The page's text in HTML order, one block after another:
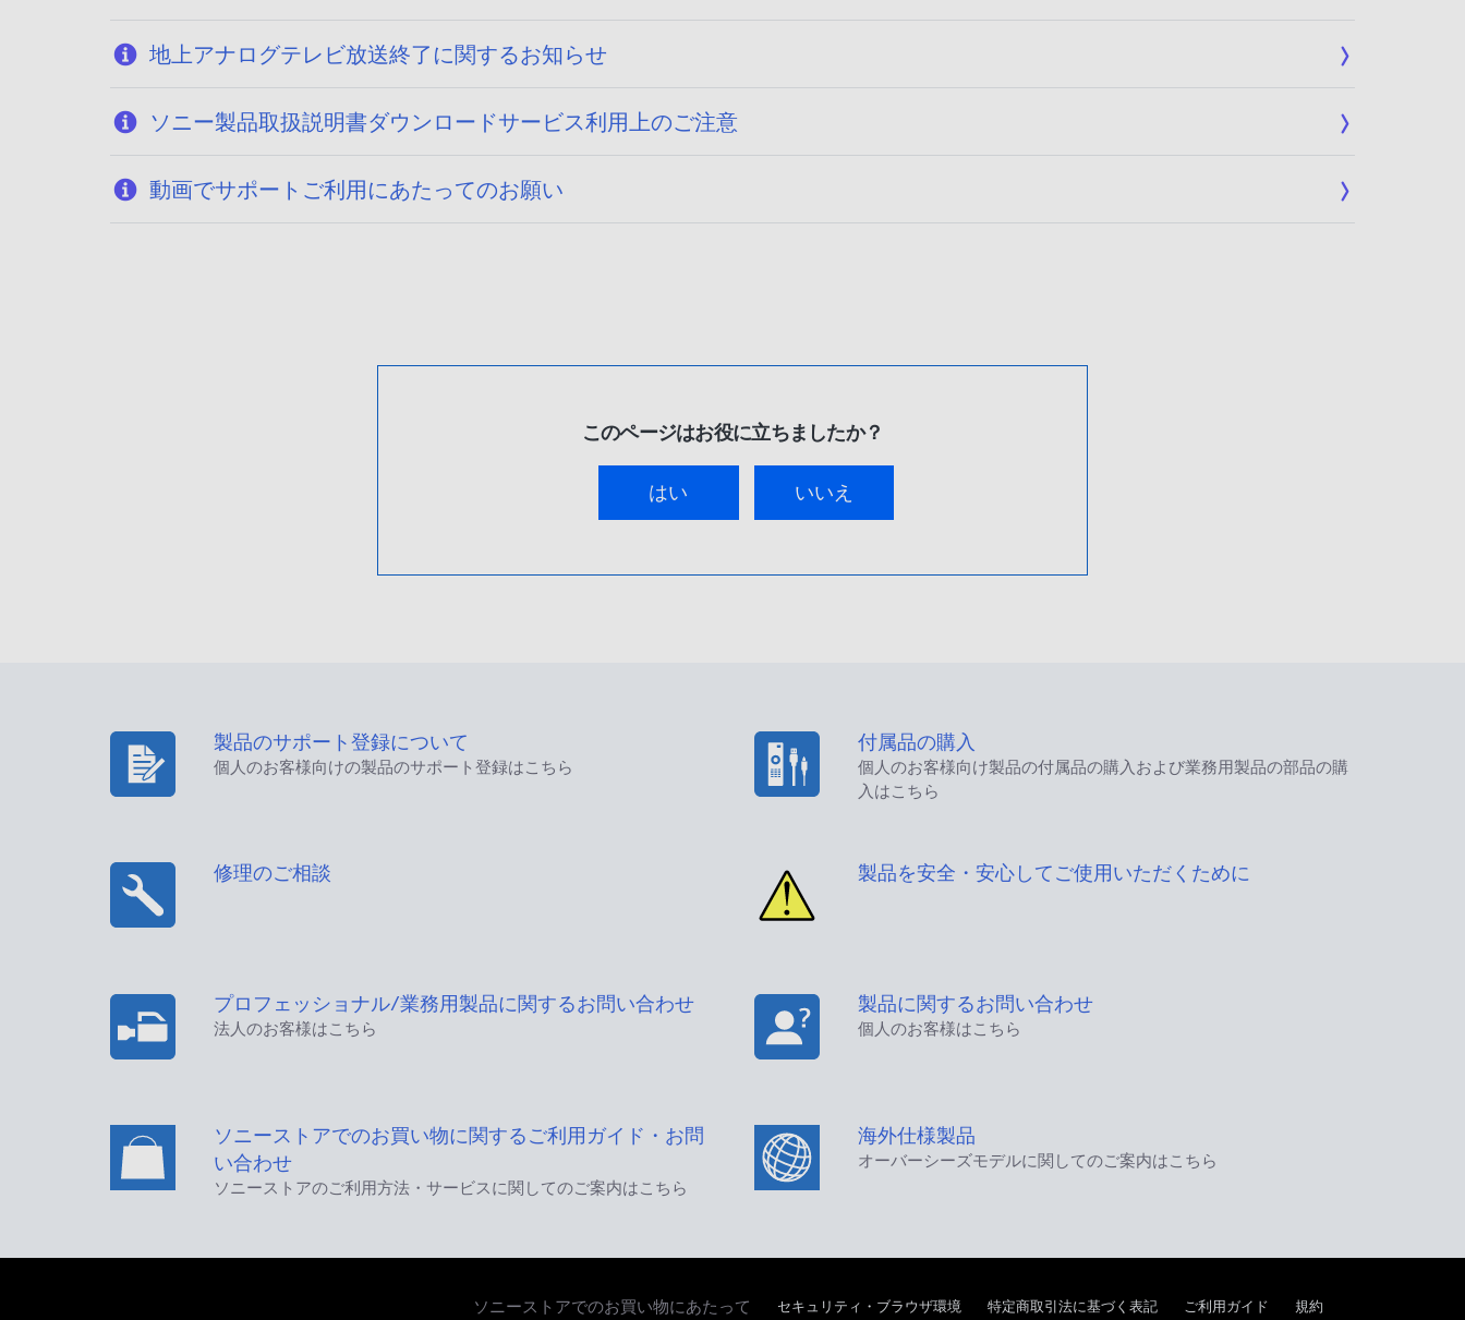
地上アナログテレビ放送終了に関するお知らせ
ソニー製品取扱説明書ダウンロードサービス利用上のご注意
動画でサポートご利用にあたってのお願い
このページはお役に立ちましたか？
はい いいえ
製品のサポート登録について
個人のお客様向けの製品のサポート登録はこちら
付属品の購入
個人のお客様向け製品の付属品の購入および業務用製品の部品の購
入はこちら
修理のご相談 製品を安全・安心してご使用いただくために
プロフェッショナル/業務用製品に関するお問い合わせ
法人のお客様はこちら
製品に関するお問い合わせ
個人のお客様はこちら
ソニーストアでのお買い物に関するご利用ガイド・お問
い合わせ
ソニーストアのご利用方法・サービスに関してのご案内はこちら
海外仕様製品
オーバーシーズモデルに関してのご案内はこちら
ソニーストアでのお買い物にあたって セキュリティ・ブラウザ環境 特定商取引法に基づく表記 ご利用ガイド 規約